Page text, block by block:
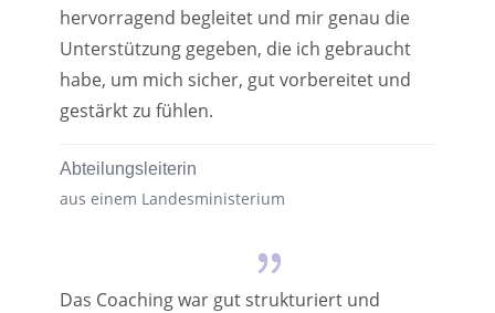
hervorragend begleitet und mir genau die
Unterstützung gegeben, die ich gebraucht
habe, um mich sicher, gut vorbereitet und
gestärkt zu fühlen.
Abteilungsleiterin
aus einem Landesministerium
Das Coaching war gut strukturiert und